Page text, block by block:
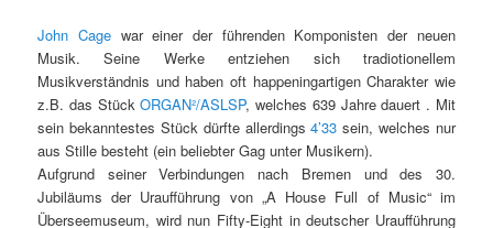
John Cagewar einer der führenden Komponisten der neuen
Musik. Seine Werke entziehen sich tradiotionellem
Musikverständnis und haben oft happeningartigen Charakter wie
z.B. das StückORGAN²/ASLSP, welches 639 Jahre dauert . Mit
sein bekanntestes Stück dürfte allerdings4’33 sein, welches nur
aus Stille besteht (ein beliebter Gag unter Musikern).
Aufgrund seiner Verbindungen nach Bremen und des 30.
Jubiläums der Uraufführung von „A House Full of Music“ im
Überseemuseum, wird nun Fifty-Eight in deutscher Uraufführung